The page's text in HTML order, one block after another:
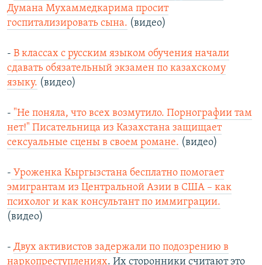
Думана Мухаммедкарима просит
госпитализировать сына. (видео)
- В классах c русским языком обучения начали
сдавать обязательный экзамен по казахскому
языку. (видео)
- "Не поняла, что всех возмутило. Порнографии там
нет!" Писательница из Казахстана защищает
сексуальные сцены в своем романе. (видео)
- Уроженка Кыргызстана бесплатно помогает
эмигрантам из Центральной Азии в США – как
психолог и как консультант по иммиграции.
(видео)
- Двух активистов задержали по подозрению в
наркопреступлениях. Их сторонники считают это